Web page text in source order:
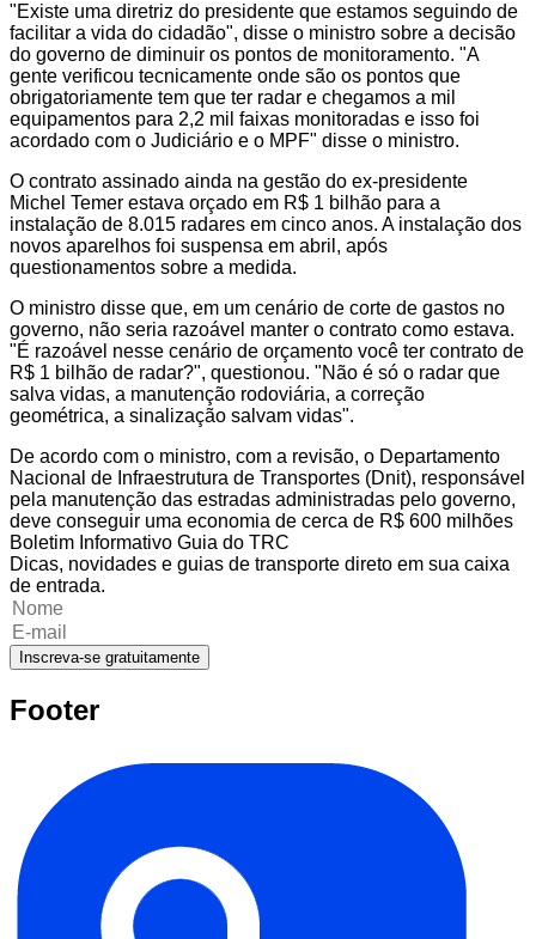
"Existe uma diretriz do presidente que estamos seguindo de
facilitar a vida do cidadão", disse o ministro sobre a decisão
do governo de diminuir os pontos de monitoramento. "A
gente verificou tecnicamente onde são os pontos que
obrigatoriamente tem que ter radar e chegamos a mil
equipamentos para 2,2 mil faixas monitoradas e isso foi
acordado com o Judiciário e o MPF" disse o ministro.
O contrato assinado ainda na gestão do ex-presidente
Michel Temer estava orçado em R$ 1 bilhão para a
instalação de 8.015 radares em cinco anos. A instalação dos
novos aparelhos foi suspensa em abril, após
questionamentos sobre a medida.
O ministro disse que, em um cenário de corte de gastos no
governo, não seria razoável manter o contrato como estava.
"É razoável nesse cenário de orçamento você ter contrato de
R$ 1 bilhão de radar?", questionou. "Não é só o radar que
salva vidas, a manutenção rodoviária, a correção
geométrica, a sinalização salvam vidas".
De acordo com o ministro, com a revisão, o Departamento
Nacional de Infraestrutura de Transportes (Dnit), responsável
pela manutenção das estradas administradas pelo governo,
deve conseguir uma economia de cerca de R$ 600 milhões
Boletim Informativo Guia do TRC
Dicas, novidades e guias de transporte direto em sua caixa
de entrada.
Inscreva-se gratuitamente
Footer